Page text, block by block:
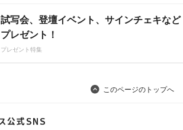
試写会、登壇イベント、サインチェキなど
プレゼント！
プレゼント特集
このページのトップへ